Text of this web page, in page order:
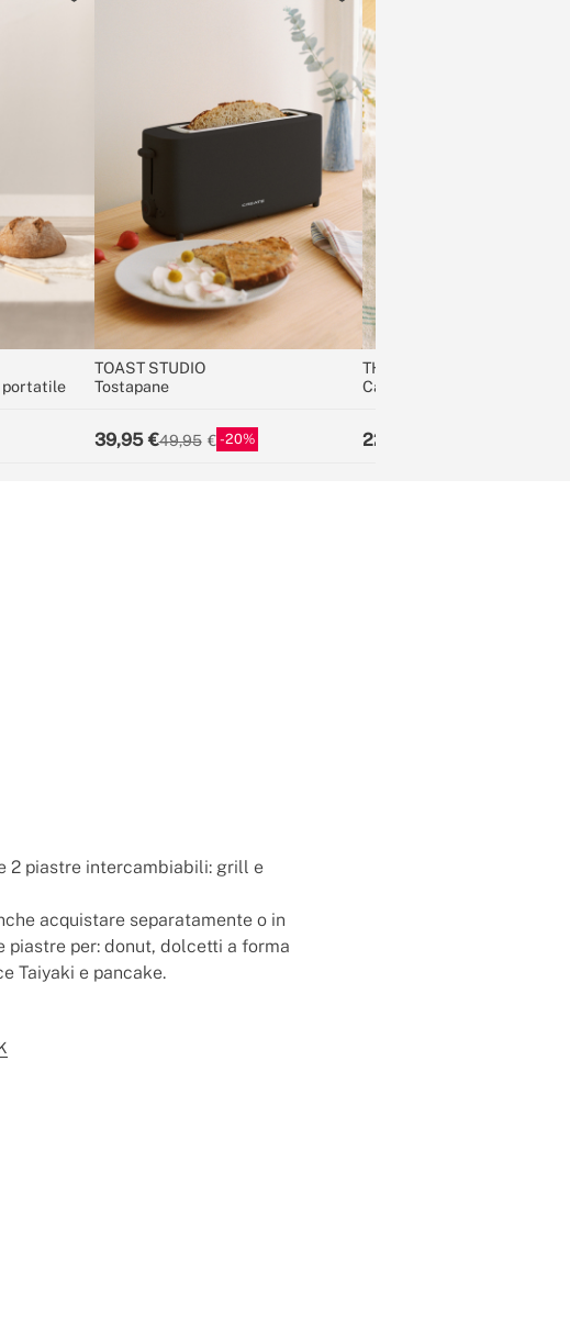
portatile
TOAST STUDIO
Tostapane
39,95 49,95 20
THERA MOKA RETRO
Caffettiera italiana
22,95
2 piastre intercambiabili: grill e
acquistare separatamente o in
piastre per: donut, dolcetti a forma
Taiyaki e pancake.